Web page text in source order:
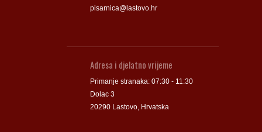
pisarnica@lastovo.hr
Adresa i djelatno vrijeme
Primanje stranaka: 07:30 - 11:30
Dolac 3
20290 Lastovo, Hrvatska